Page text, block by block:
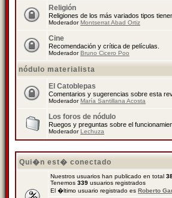
Religión
Religiones de los más variados tipos
ModeradorMontserrat Abad Ortiz
Cine
Recomendación y crítica de películas.
ModeradorBruno Cicero Poo
nódulo materialista
El Catoblepas
Comentarios y sugerencias sobre esta
ModeradorMaría Santillana Acosta
Los foros de nódulo
Ruegos y preguntas sobre el
ModeradorLechuza
Qui�n est� conectado
Nuestros usuarios han publicado en total
Tenemos 339 usuarios registrados
El �ltimo usuario registrado es Roberto